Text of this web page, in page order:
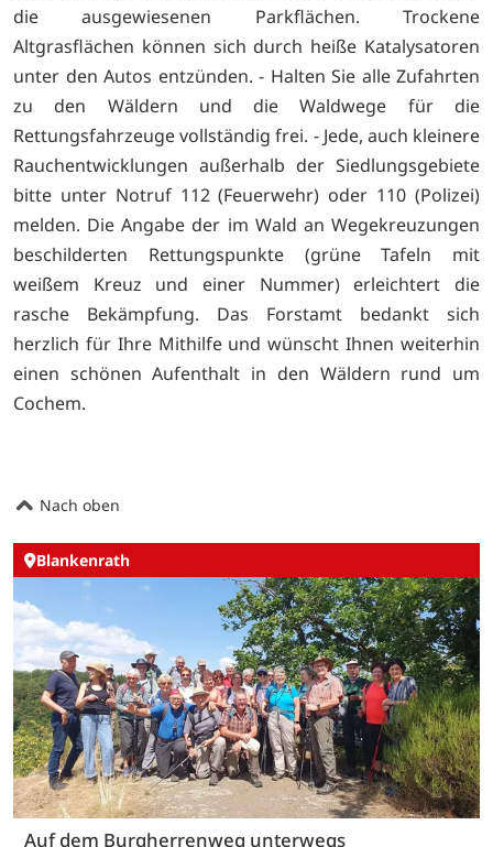
die ausgewiesenen Parkflächen. Trockene
Altgrasflächen können sich durch heiße Katalysatoren
unter den Autos entzünden. - Halten Sie alle Zufahrten
zu den Wäldern und die Waldwege für die
Rettungsfahrzeuge vollständig frei. - Jede, auch kleinere
Rauchentwicklungen außerhalb der Siedlungsgebiete
bitte unter Notruf 112 (Feuerwehr) oder 110 (Polizei)
melden. Die Angabe der im Wald an Wegekreuzungen
beschilderten Rettungspunkte (grüne Tafeln mit
weißem Kreuz und einer Nummer) erleichtert die
rasche Bekämpfung. Das Forstamt bedankt sich
herzlich für Ihre Mithilfe und wünscht Ihnen weiterhin
einen schönen Aufenthalt in den Wäldern rund um
Cochem.
Nach oben
Blankenrath
Auf dem Burgherrenweg unterwegs